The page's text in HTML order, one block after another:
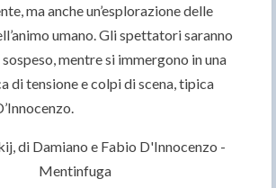
ma anche un’esplorazione delle
umano. Gli spettatori saranno
mentre si immergono in una
di tensione e colpi di scena, tipica